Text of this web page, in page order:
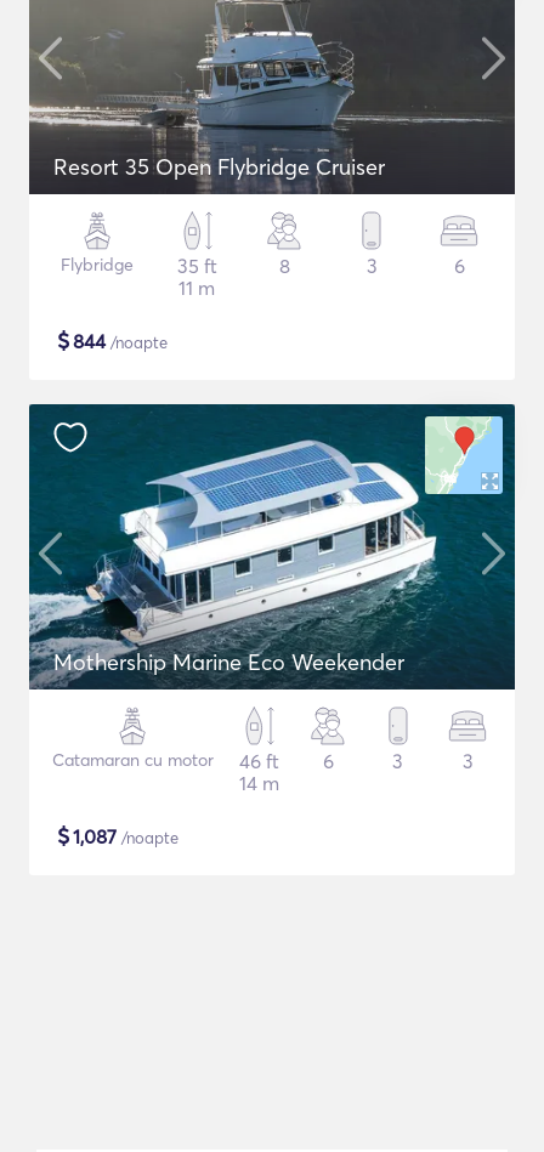
Resort 35 Open Flybridge Cruiser
Flybridge
35 ft
11 m
8 3 6
$844/noapte
Mothership Marine Eco Weekender
Catamaran cu motor
46 ft
14 m
6 3 3
$1,087 /noapte